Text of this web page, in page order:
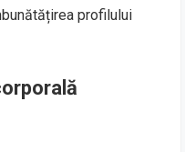
profilului